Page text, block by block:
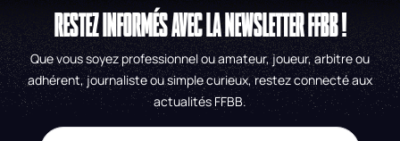
RESTEZ INFORMÉS AVEC LA NEWSLETTER FFBB !
Que vous soyez professionnel ou amateur, joueur, arbitre ou
adhérent, journaliste ou simple curieux, restez connecté aux
actualités FFBB.